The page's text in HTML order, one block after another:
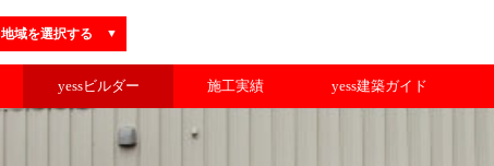
地域を選択する
yessビルダー 施工実績 yess建築ガイド